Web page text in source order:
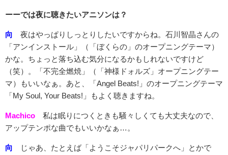
ーーでは夜に聴きたいアニソンは？
向 夜はやっぱりしっとりしたいですからね。石川智晶さんの
「アンインストール」（「ぼくらの」のオープニングテーマ）
かな。ちょっと落ち込む気分になるかもしれないですけど
（笑）。「不完全燃焼」（「神様ドォルズ」オープニングテー
マ）もいいなぁ。あと、「Angel Beats!」のオープニングテーマ
「My Soul, Your Beats!」もよく聴きますね。
Machico 私は眠りにつくときも騒々しくても大丈夫なので、
アップテンポな曲でもいいかなぁ…。
向 じゃあ、たとえば「ようこそジャパリパークへ」とかで